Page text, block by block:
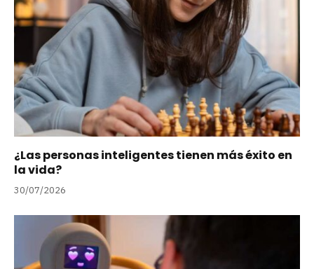
¿Las personas inteligentes tienen más éxito en
la vida?
30/07/2026